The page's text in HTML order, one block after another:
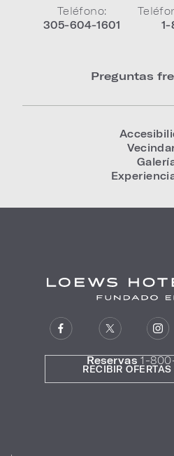
Teléfono:
305-604-1601
1-
Preguntas
Reservas 1-
RECIBIR OFERTAS